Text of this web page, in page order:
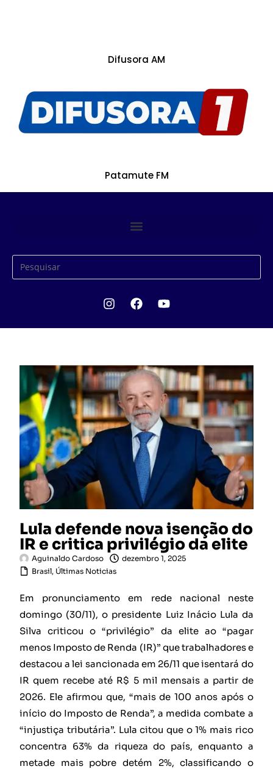
Difusora AM
Patamute FM
Lula defende nova isenção do
IR e critica privilégio da elite
Aguinaldo Cardoso
dezembro 1, 2025
Brasil, Últimas Noticias
Em pronunciamento em rede nacional neste
domingo (30/11), o presidente Luiz Inácio Lula da
Silva criticou o “privilégio” da elite ao “pagar
menos Imposto de Renda (IR)” que trabalhadores e
destacou a lei sancionada em 26/11 que isentará do
IR quem recebe até R$ 5 mil mensais a partir de
2026. Ele afirmou que, “mais de 100 anos após o
início do Imposto de Renda”, a medida combate a
“injustiça tributária”. Lula citou que o 1% mais rico
concentra 63% da riqueza do país, enquanto a
metade mais pobre detém 2%, classificando o